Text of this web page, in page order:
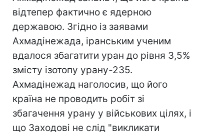
відтепер фактично є ядерною
державою. Згідно із заявами
Ахмадінежада, іранським ученим
вдалося збагатити уран до рівня 3,5%
змісту ізотопу урану-235.
Ахмадінежад наголосив, що його
країна не проводить робіт зі
збагачення урану у військових цілях, і
що Заходові не слід "викликати